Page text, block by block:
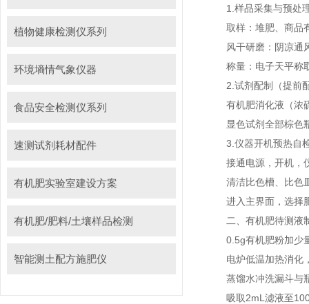
植物健康检测仪系列
环境墒情气象仪器
食品安全检测仪系列
速测试剂耗材配件
有机肥实验室建设方案
有机肥/肥料/土壤样品检测
智能测土配方施肥仪
1.样品采集与预处
取样：堆肥、商品有
风干研磨：阴凉通风
称量：电子天平称取
2.试剂配制（提前配
有机肥消化液（浓硫
显色试剂全部棕色瓶
3.仪器开机预热自
接通电源，开机，仪
清洁比色槽、比色皿
进入主界面，选择肥
二、有机肥待测液
0.5g有机肥粉加少量
电炉低温加热消化，
蒸馏水冲洗漏斗与瓶
吸取2mL滤液至